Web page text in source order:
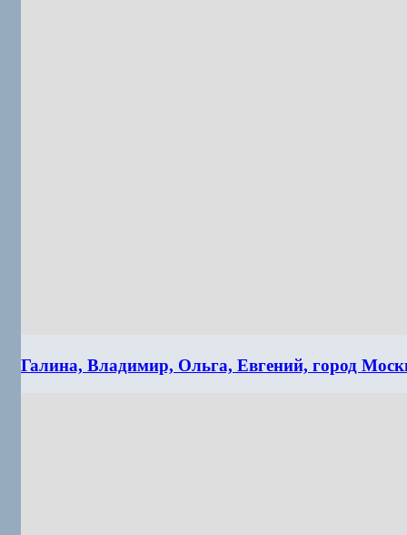
Галина, Владимир, Ольга, Евгений, город